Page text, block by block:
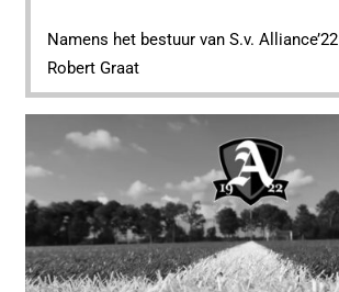
Namens het bestuur van S.v. Alliance’22
Robert Graat